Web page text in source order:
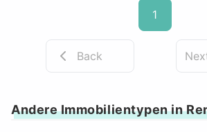
1
Back
Andere Immobilientypen in